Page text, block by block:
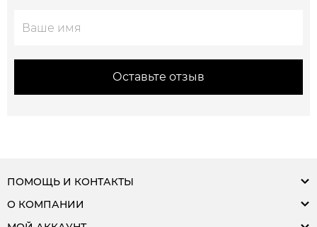
Оставьте отзыв
ПОМОЩЬ И КОНТАКТЫ
О КОМПАНИИ